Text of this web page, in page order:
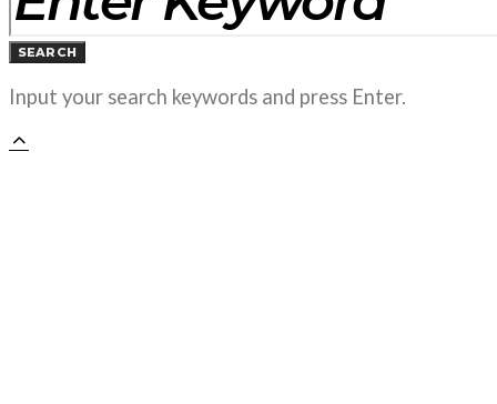
SEARCH
Input your search keywords and press Enter.